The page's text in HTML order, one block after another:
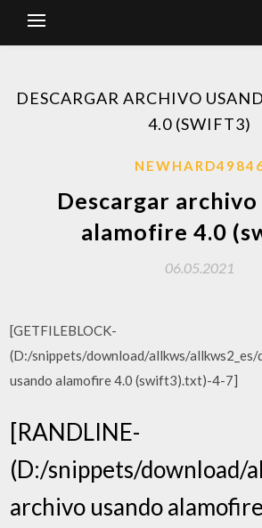
DESCARGAR ARCHIVO
4.0 (SWIFT3)
Descargar archivo
alamofire 4.0
06.05.2021
[GETFILEBLOCK-
(D:/snippets/download/allkws/allkws2_es/
usando alamofire 4.0 (swift3).txt)-4-7]
[RANDLINE-
(D:/snippets/download/
archivo usando